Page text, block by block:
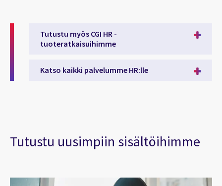
Tutustu myös CGI HR -
tuoteratkaisuihimme
Katso kaikki palvelumme HR:lle
Tutustu uusimpiin sisältöihimme